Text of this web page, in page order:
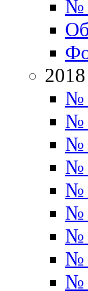
№
2018
№
№
№
№
№
№
№
№
№